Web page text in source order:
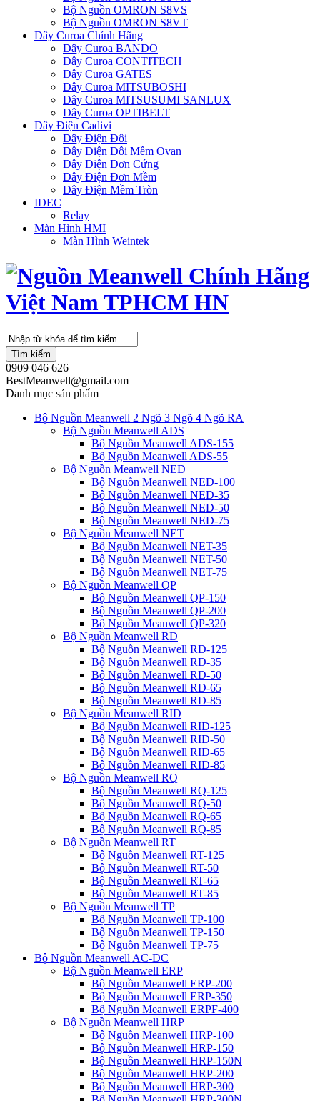
Bộ Nguồn OMRON S8VS
Bộ Nguồn OMRON S8VT
Dây Curoa Chính Hãng
Dây Curoa BANDO
Dây Curoa CONTITECH
Dây Curoa GATES
Dây Curoa MITSUBOSHI
Dây Curoa MITSUSUMI SANLUX
Dây Curoa OPTIBELT
Dây Điện Cadivi
Dây Điện Đôi
Dây Điện Đôi Mềm Ovan
Dây Điện Đơn Cứng
Dây Điện Đơn Mềm
Dây Điện Mềm Tròn
IDEC
Relay
Màn Hình HMI
Màn Hình Weintek
Tìm kiếm
0909 046 626
BestMeanwell@gmail.com
Danh mục sản phẩm
Bộ Nguồn Meanwell 2 Ngõ 3 Ngõ 4 Ngõ RA
Bộ Nguồn Meanwell ADS
Bộ Nguồn Meanwell ADS-155
Bộ Nguồn Meanwell ADS-55
Bộ Nguồn Meanwell NED
Bộ Nguồn Meanwell NED-100
Bộ Nguồn Meanwell NED-35
Bộ Nguồn Meanwell NED-50
Bộ Nguồn Meanwell NED-75
Bộ Nguồn Meanwell NET
Bộ Nguồn Meanwell NET-35
Bộ Nguồn Meanwell NET-50
Bộ Nguồn Meanwell NET-75
Bộ Nguồn Meanwell QP
Bộ Nguồn Meanwell QP-150
Bộ Nguồn Meanwell QP-200
Bộ Nguồn Meanwell QP-320
Bộ Nguồn Meanwell RD
Bộ Nguồn Meanwell RD-125
Bộ Nguồn Meanwell RD-35
Bộ Nguồn Meanwell RD-50
Bộ Nguồn Meanwell RD-65
Bộ Nguồn Meanwell RD-85
Bộ Nguồn Meanwell RID
Bộ Nguồn Meanwell RID-125
Bộ Nguồn Meanwell RID-50
Bộ Nguồn Meanwell RID-65
Bộ Nguồn Meanwell RID-85
Bộ Nguồn Meanwell RQ
Bộ Nguồn Meanwell RQ-125
Bộ Nguồn Meanwell RQ-50
Bộ Nguồn Meanwell RQ-65
Bộ Nguồn Meanwell RQ-85
Bộ Nguồn Meanwell RT
Bộ Nguồn Meanwell RT-125
Bộ Nguồn Meanwell RT-50
Bộ Nguồn Meanwell RT-65
Bộ Nguồn Meanwell RT-85
Bộ Nguồn Meanwell TP
Bộ Nguồn Meanwell TP-100
Bộ Nguồn Meanwell TP-150
Bộ Nguồn Meanwell TP-75
Bộ Nguồn Meanwell AC-DC
Bộ Nguồn Meanwell ERP
Bộ Nguồn Meanwell ERP-200
Bộ Nguồn Meanwell ERP-350
Bộ Nguồn Meanwell ERPF-400
Bộ Nguồn Meanwell HRP
Bộ Nguồn Meanwell HRP-100
Bộ Nguồn Meanwell HRP-150
Bộ Nguồn Meanwell HRP-150N
Bộ Nguồn Meanwell HRP-200
Bộ Nguồn Meanwell HRP-300